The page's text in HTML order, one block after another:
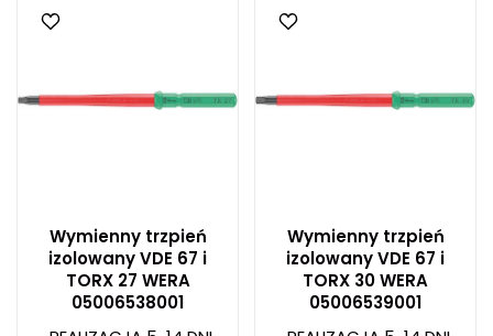
Wymienny trzpień
izolowany VDE 67 i
TORX 27 WERA
05006538001
Wymienny trzpień
izolowany VDE 67 i
TORX 30 WERA
05006539001